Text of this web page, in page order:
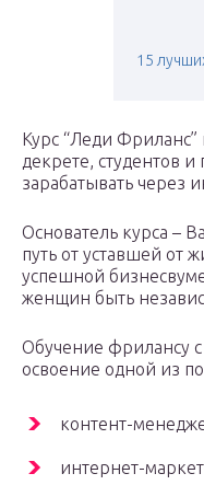
15
Курс “Леди
декрете, студентов
зарабатывать через
Основатель курса –
путь от уставшей от
успешной
женщин быть
Обучение фрилансу
освоение одной из
контент-
интернет-